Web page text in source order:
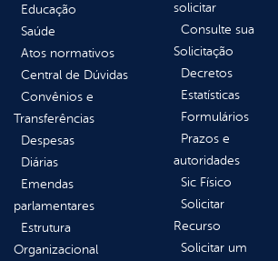
Educação
Saúde
Atos normativos
Central de Dúvidas
Convênios e
Transferências
Despesas
Diárias
Emendas
parlamentares
Estrutura
Organizacional
solicitar
Consulte sua
Solicitação
Decretos
Estatísticas
Formulários
Prazos e
autoridades
Sic Físico
Solicitar
Recurso
Solicitar um